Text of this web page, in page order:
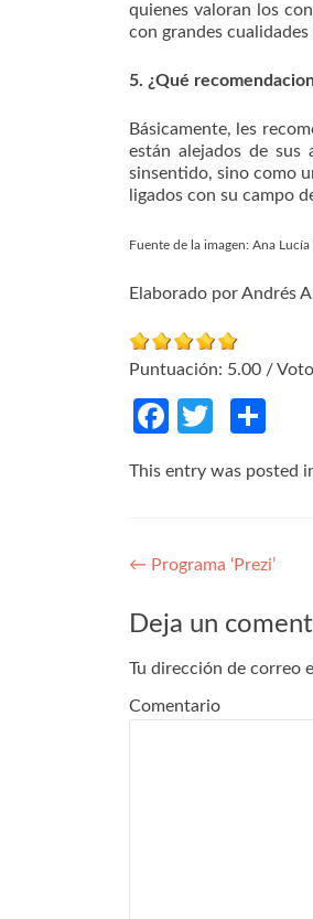
quienes valoran los
con grandes
5. ¿Qué
Básicamente, les
están alejados de sus
sinsentido, sino como
ligados con su campo
Fuente de la imagen: Ana Lucía
Elaborado por Andrés
Puntuación: 5.00 /
Facebook
Twitter
This entry was posted
Navegación
← Programa ‘Prezi’
Deja un
Tu dirección de correo
Comentario